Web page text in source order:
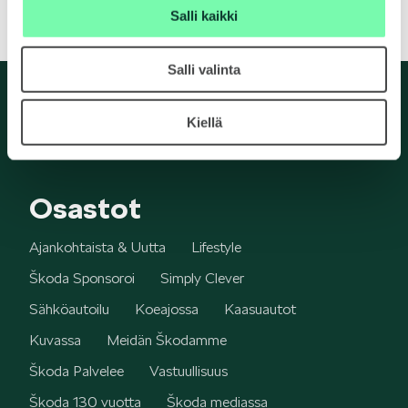
Salli kaikki
Salli valinta
Kiellä
KUVASSA
ŠKODA PALVELEE
Osastot
Ajankohtaista & Uutta
Lifestyle
Škoda Sponsoroi
Simply Clever
Sähköautoilu
Koeajossa
Kaasuautot
Kuvassa
Meidän Škodamme
Škoda Palvelee
Vastuullisuus
Škoda 130 vuotta
Škoda mediassa